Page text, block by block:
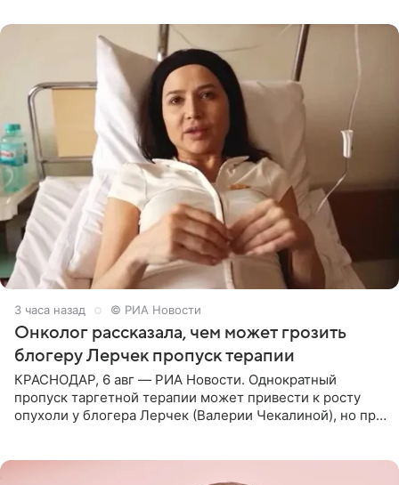
3 часа назад © РИА Новости
Онколог рассказала, чем может грозить
блогеру Лерчек пропуск терапии
КРАСНОДАР, 6 авг — РИА Новости. Однократный
пропуск таргетной терапии может привести к росту
опухоли у блогера Лерчек (Валерии Чекалиной), но при